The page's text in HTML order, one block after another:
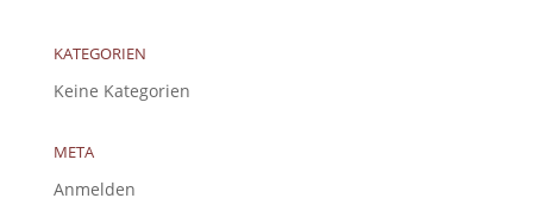
KATEGORIEN
Keine Kategorien
META
Anmelden